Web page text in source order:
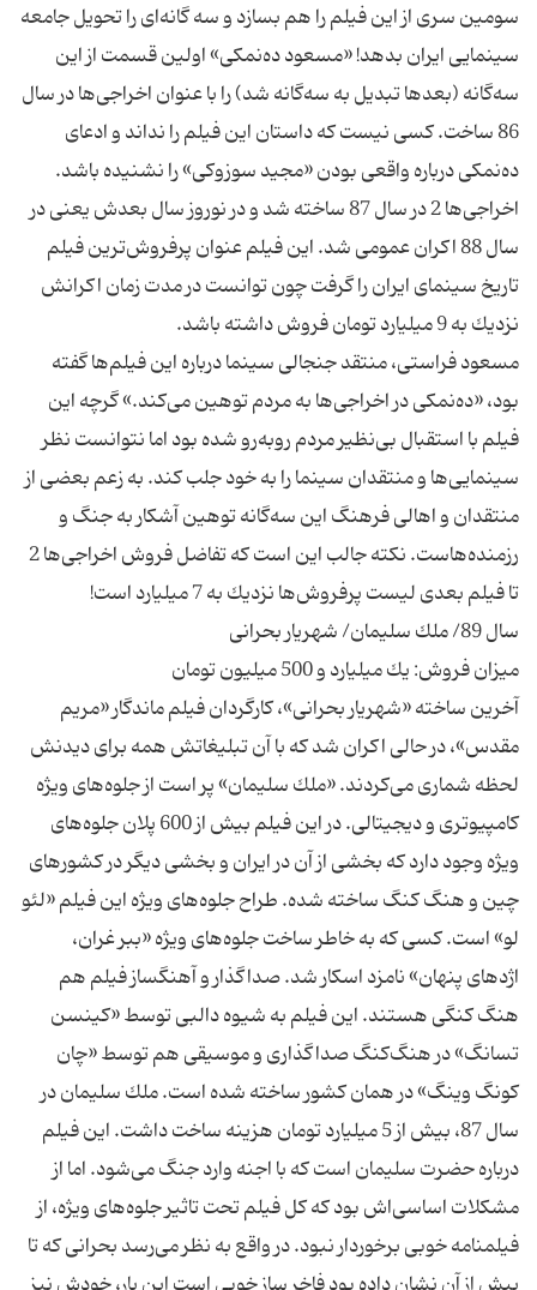
سومین سری از این فیلم را هم بسازد و سه گانه‌ای را تحویل جامعه
سینمایی ایران بدهد! «مسعود ده‌نمكی» اولین قسمت از این
سه‌گانه (بعدها تبدیل به سه‌گانه شد) را با عنوان اخراجی‌ها در سال
86 ساخت. كسی نیست كه داستان این فیلم را نداند و ادعای
ده‌نمكی درباره واقعی بودن «مجید سوزوكی» را نشنیده باشد.
اخراجی‌ها 2 در سال 87 ساخته شد و در نوروز سال بعدش یعنی در
سال 88 اكران عمومی شد. این فیلم عنوان پرفروش‌ترین فیلم
تاریخ سینمای ایران را گرفت چون توانست در مدت زمان اكرانش
مسعود فراستی، منتقد جنجالی سینما درباره این فیلم‌ها گفته
بود، «ده‌نمكی در اخراجی‌ها به مردم توهین می‌كند.» گرچه این
فیلم با استقبال بی‌نظیر مردم روبه‌رو شده بود اما نتوانست نظر
سینمایی‌ها و منتقدان سینما را به خود جلب كند. به زعم بعضی از
منتقدان و اهالی فرهنگ این سه‌گانه توهین آشكار به جنگ و
رزمنده‌هاست. نكته جالب این است كه تفاضل فروش اخراجی‌ها 2
آخرین ساخته «شهریار بحرانی»، كارگردان فیلم ماندگار «مریم
مقدس»، در حالی اكران شد كه با آن تبلیغاتش همه برای دیدنش
لحظه شماری می‌كردند. «ملك سلیمان» پر است از جلوه‌های ویژه
كامپیوتری و دیجیتالی. در این فیلم بیش از 600 پلان جلوه‌های
ویژه وجود دارد كه بخشی از آن در ایران و بخشی دیگر در كشورهای
چین و هنگ كنگ ساخته شده. طراح جلوه‌های ویژه این فیلم «لئو
لو» است. كسی كه به خاطر ساخت جلوه‌های ویژه «ببر غران،
اژدهای پنهان» نامزد اسكار شد. صداگذار و آهنگساز فیلم هم
هنگ كنگی هستند. این فیلم به شیوه دالبی توسط «كینسن
تسانگ» در هنگ‌كنگ صداگذاری و موسیقی هم توسط «چان
كونگ وینگ» در همان كشور ساخته شده است. ملك سلیمان در
سال 87، بیش از 5 میلیارد تومان هزینه ساخت داشت. این فیلم
درباره حضرت سلیمان است كه با اجنه وارد جنگ می‌شود. اما از
مشكلات اساسی‌اش بود كه كل فیلم تحت تاثیر جلوه‌های ویژه، از
فیلمنامه خوبی برخوردار نبود. در واقع به نظر می‌رسد بحرانی كه تا